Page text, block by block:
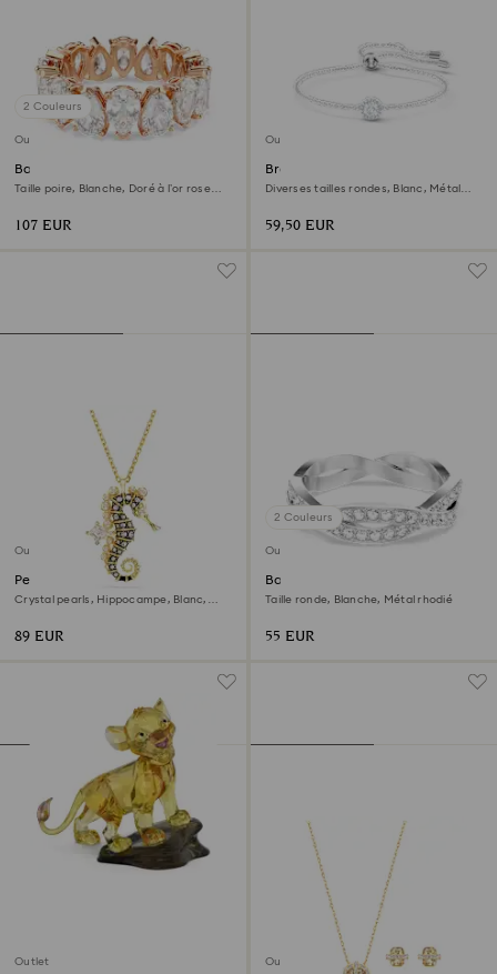
2 Couleurs
Outlet
Bague Matrix Vittore
Taille poire, Blanche, Doré à l’or rose
107 EUR
Outlet
Bracelet Una Angelic
Diverses tailles rondes, Blanc, Métal
59,50 EUR
Outlet
Pendentif Idyllia
Crystal pearls, Hippocampe, Blanc,
89 EUR
2 Couleurs
Outlet
Bague Infinity
Taille ronde, Blanche, Métal rhodié
55 EUR
Outlet Outlet